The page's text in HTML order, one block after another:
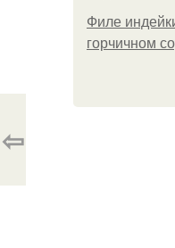
Филе
горчичном
⇦